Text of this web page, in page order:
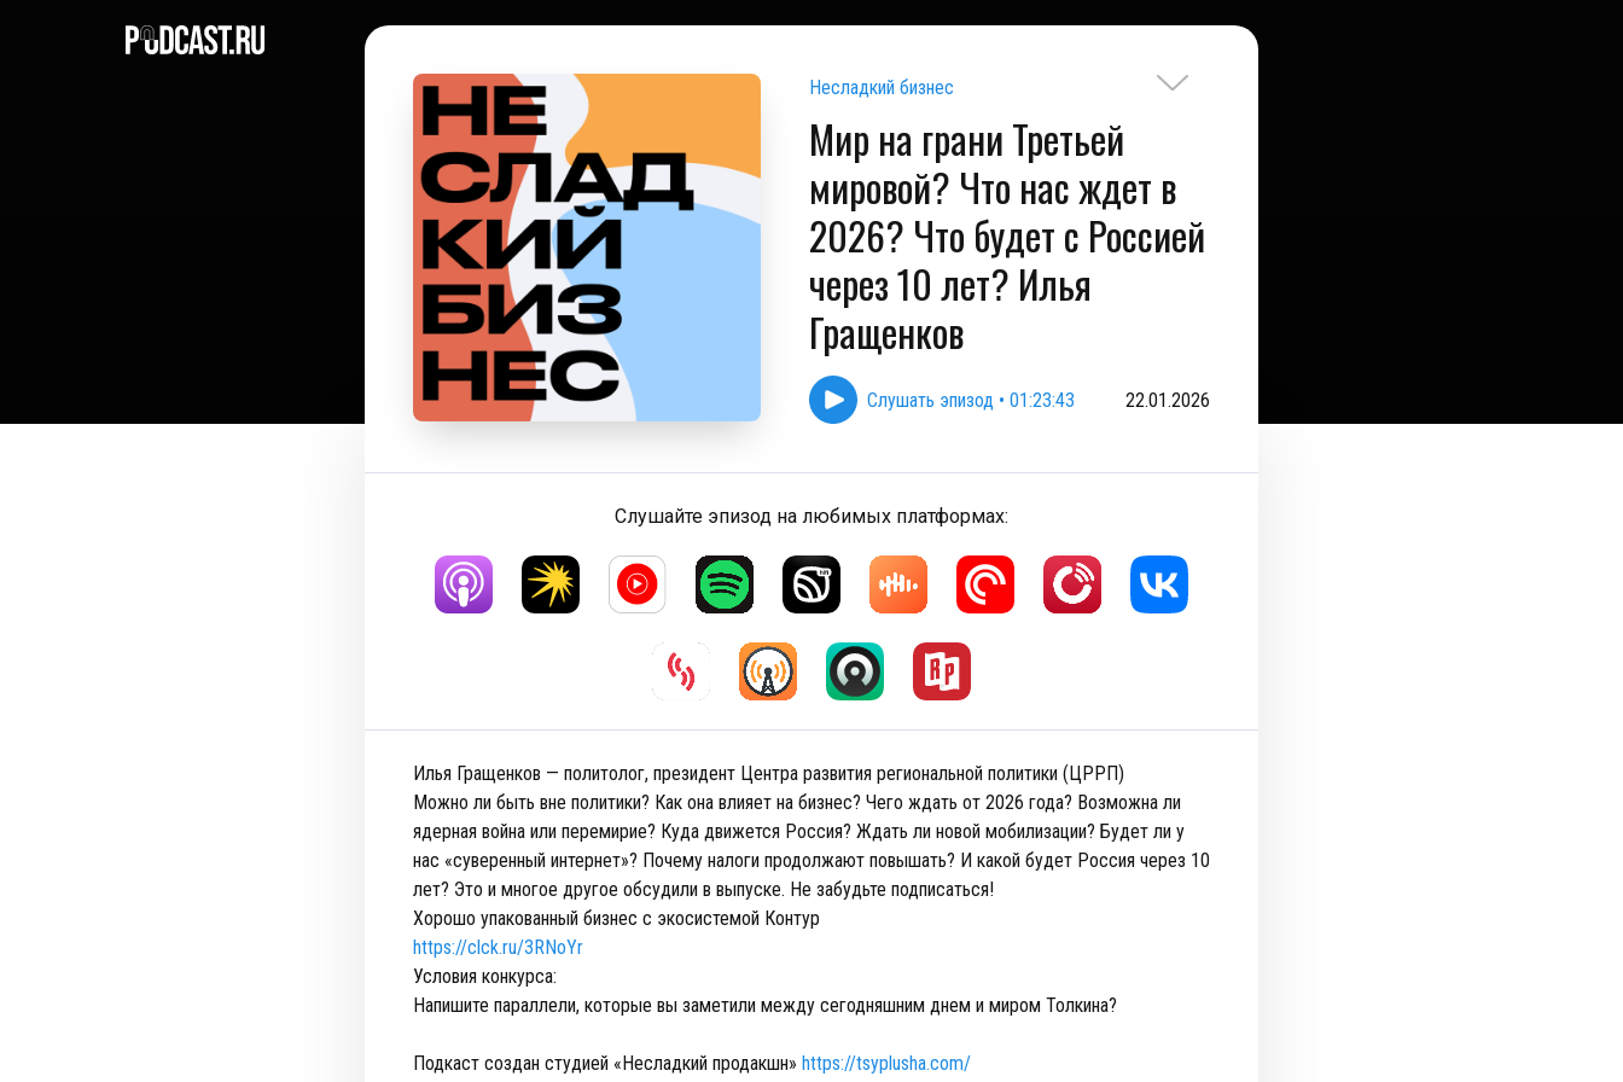
Несладкий бизнес
Мир на грани Третьей
мировой? Что нас ждет в
2026? Что будет с Россией
через 10 лет? Илья
Гращенков
Слушать эпизод • 01:23:43 22.01.2026
Слушайте эпизод на любимых платформах:
Илья Гращенков — политолог, президент Центра развития региональной политики (ЦРРП)
Можно ли быть вне политики? Как она влияет на бизнес? Чего ждать от 2026 года? Возможна ли
ядерная война или перемирие? Куда движется Россия? Ждать ли новой мобилизации? Будет ли у
нас «суверенный интернет»? Почему налоги продолжают повышать? И какой будет Россия через 10
лет? Это и многое другое обсудили в выпуске. Не забудьте подписаться!
Хорошо упакованный бизнес с экосистемой Контур
https://clck.ru/3RNoYr
Условия конкурса:
Напишите параллели, которые вы заметили между сегодняшним днем и миром Толкина?
Подкаст создан студией «Несладкий продакшн» https://tsyplusha.com/